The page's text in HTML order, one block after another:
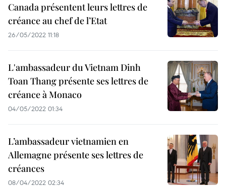
Canada présentent leurs lettres de
créance au chef de l’Etat
26/05/2022 11:18
L'ambassadeur du Vietnam Dinh
Toan Thang présente ses lettres de
créance à Monaco
04/05/2022 01:34
L’ambassadeur vietnamien en
Allemagne présente ses lettres de
créances
08/04/2022 02:34